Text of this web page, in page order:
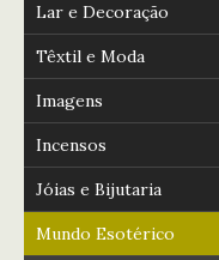
Lar e Decoração
Têxtil e Moda
Imagens
Incensos
Jóias e Bijutaria
Mundo Esotérico